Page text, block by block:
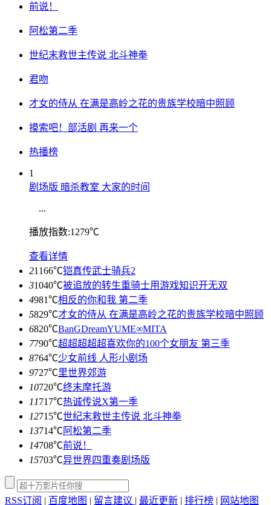
前说！
阿松第二季
世纪末救世主传说 北斗神拳
君吻
才女的侍从 在满是高岭之花的贵族学校暗中照顾
摸索吧！部活剧 再来一个
热播榜
1
剧场版 暗杀教室 大家的时间
...
播放指数:1279℃
查看详情
21166℃铠真传武士骑兵2
31040℃被追放的转生重骑士用游戏知识开无双
4981℃相反的你和我 第二季
5829℃才女的侍从 在满是高岭之花的贵族学校暗中照顾
6820℃BanGDreamYUME∞MITA
7790℃超超超超超喜欢你的100个女朋友 第三季
8764℃少女前线 人形小剧场
9727℃里世界郊游
10720℃终末摩托游
11717℃热诚传说X第一季
12715℃世纪末救世主传说 北斗神拳
13714℃阿松第二季
14708℃前说！
15703℃异世界四重奏剧场版
RSS订阅 | 百度地图 | 留言建议 | 最近更新 | 排行榜 | 网站地图